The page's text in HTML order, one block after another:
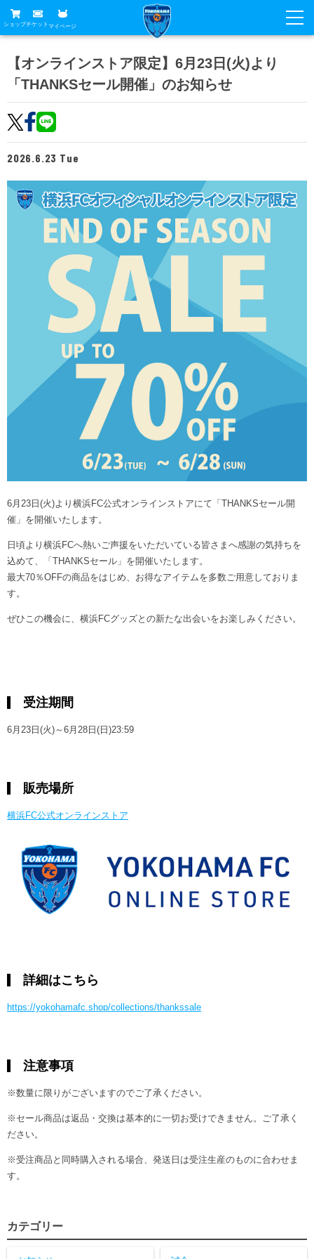
ショップチケット マイページ
グッズ
ホームタウン
トップチーム
メディア
アカデミー
試合
試合日程
チケット
チケットガイド
チケット購入方法
販売スケジュール
ニッパツシート
Buy Ticket Here
チーム
選手・スタッフ
スケジュール
観戦ガイド
横浜FC観戦ガイド
試合会場アクセス
観戦ルール・マナー
クラブ概要
フリ丸のページ
ヒストリー
サステナビリティ
ホームタウン活動
横浜FCスポーツクラブ
ニッパツ横浜FCシーガルズ
ゲームスチュワード
横浜FC公式オンラインショップ
クラブメンバー
スタータークラブ
スペシャルコンテンツ
オリジナルビール
育成ビジョン
試合日程・結果
アカデミー選手
アカデミースタッフ
チアスクール
パートナー一覧
あしながドリーム基金
お問い合わせ
【オンラインストア限定】6月23日(火)より
「THANKSセール開催」のお知らせ
2026.6.23 Tue
6月23日(火)より横浜FC公式オンラインストアにて「THANKSセール開
催」を開催いたします。
日頃より横浜FCへ熱いご声援をいただいている皆さまへ感謝の気持ちを
込めて、「THANKSセール」を開催いたします。
最大70％OFFの商品をはじめ、お得なアイテムを多数ご用意しておりま
す。
ぜひこの機会に、横浜FCグッズとの新たな出会いをお楽しみください。
受注期間
6月23日(火)～6月28日(日)23:59
販売場所
横浜FC公式オンラインストア
詳細はこちら
https://yokohamafc.shop/collections/thankssale
注意事項
※数量に限りがございますのでご了承ください。
※セール商品は返品・交換は基本的に一切お受けできません。ご了承く
ださい。
※受注商品と同時購入される場合、発送日は受注生産のものに合わせま
す。
カテゴリー